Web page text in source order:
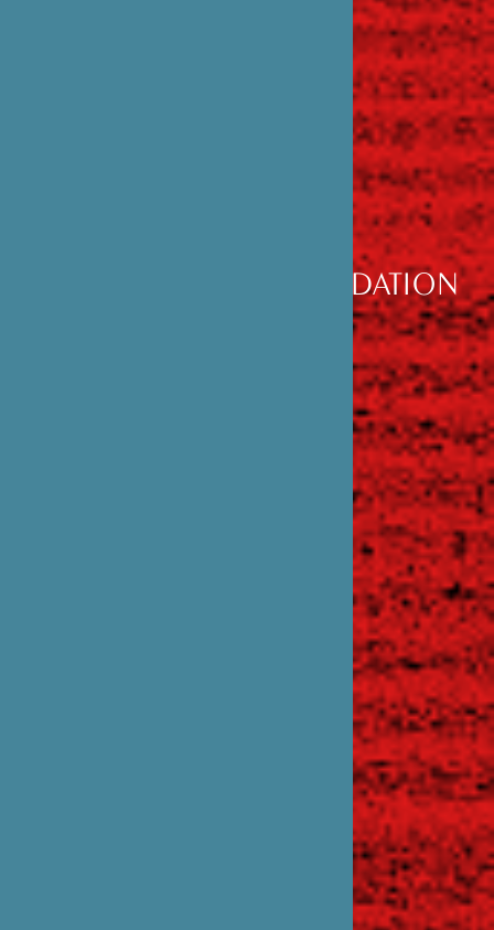
LA FONDATION